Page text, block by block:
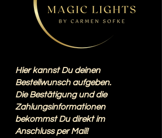
Hier kannst Du deinen
Bestellwunsch aufgeben.
Die Bestätigung und die
Zahlungsinformationen
bekommst Du direkt im
Anschluss per Mail!